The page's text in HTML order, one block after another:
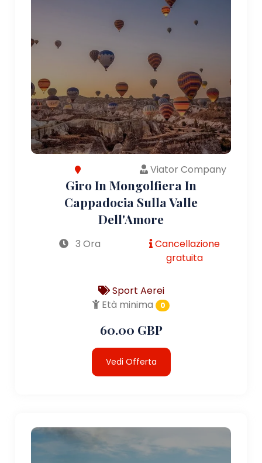
Viator Company
Giro In Mongolfiera In
Cappadocia Sulla Valle
Dell'Amore
3 Ora
Cancellazione
gratuita
Sport Aerei
Età minima
0
60.00 GBP
Vedi Offerta